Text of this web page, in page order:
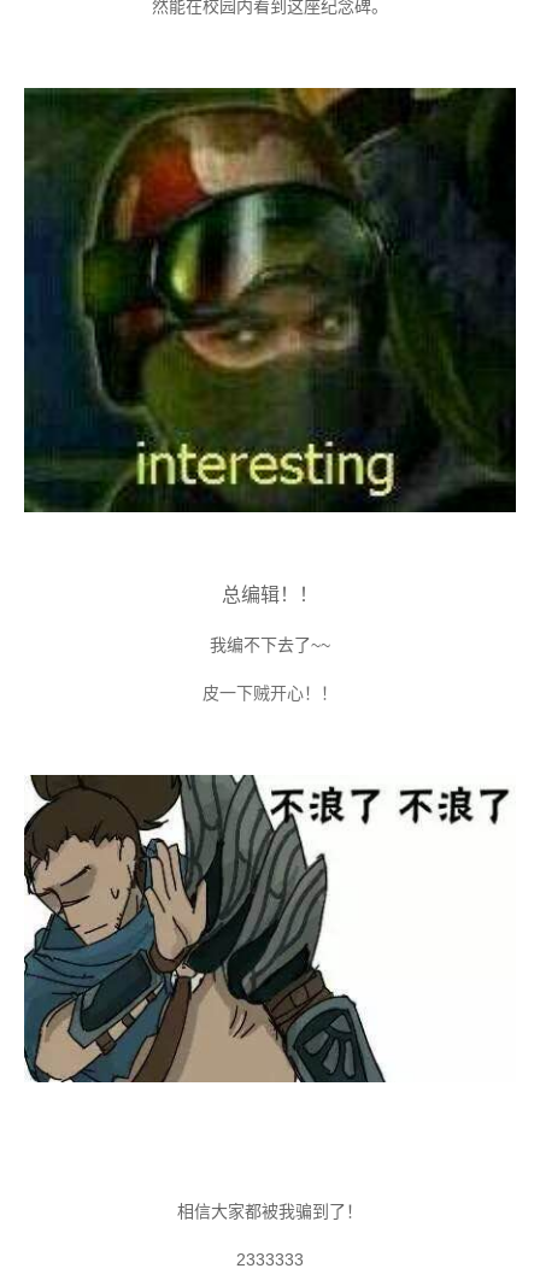
然能在校园内看到这座纪念碑。
总编辑！！
我编不下去了~~
皮一下贼开心！！
相信大家都被我骗到了！
2333333